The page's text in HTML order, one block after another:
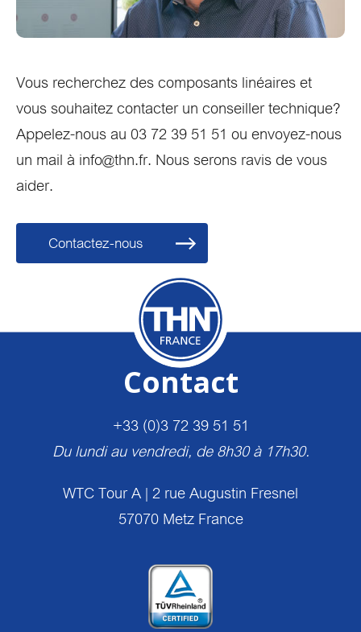
Vous recherchez des composants linéaires et
vous souhaitez contacter un conseiller technique?
Appelez-nous au 03 72 39 51 51 ou envoyez-nous
un mail à info@thn.fr. Nous serons ravis de vous
aider.
Contactez-nous
Contact
+33 (0)3 72 39 51 51
Du lundi au vendredi, de 8h30 à 17h30.
WTC Tour A | 2 rue Augustin Fresnel
57070 Metz France